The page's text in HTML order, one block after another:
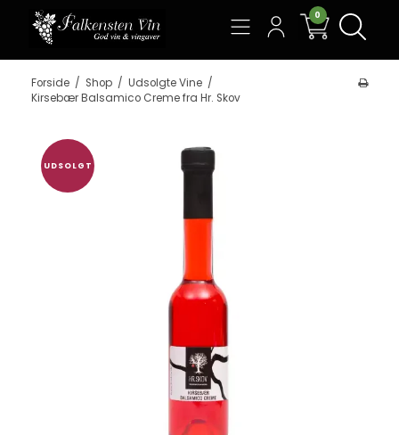
0
Forside / Shop / Udsolgte Vine /
Kirsebær Balsamico Creme fra Hr. Skov
UDSOLGT